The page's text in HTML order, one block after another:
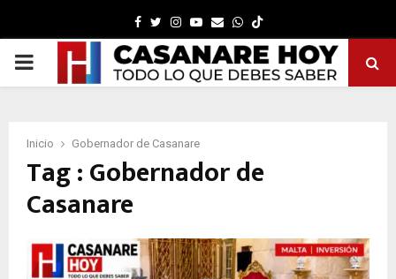
Facebook
TwitterInstagram
Youtube
EmailWhatsapp
PRIMARY
Inicio Gobernador de Casanare
Tag : Gobernador de
Casanare